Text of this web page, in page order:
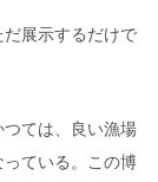
展示するだけで
ては、良い漁場
ている。この博